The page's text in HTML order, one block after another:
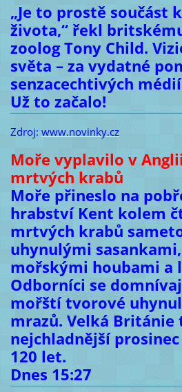
„Je to prostě součást
života,“ řekl
zoolog Tony Child.
světa – za vydatné
senzacechtivých
Už to začalo!
Zdroj: www.novinky.cz
Moře vyplavilo v
mrtvých krabů
Moře přineslo na
hrabství Kent kolem
mrtvých krabů
uhynulými
mořskými houbami a
Odborníci se
mořští tvorové
mrazů. Velká Británie
nejchladnější
120 let.
Dnes 15:27